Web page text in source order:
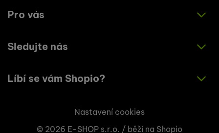
Jak nakupovat
Zásady ochrany osobních údajů
Pro vás
O nás
Sledujte nás
Instagram
Líbí se vám Shopio?
+420 773 033 003
Nastavení cookies
© 2026 E-SHOP s.r.o. / běží na Shopio